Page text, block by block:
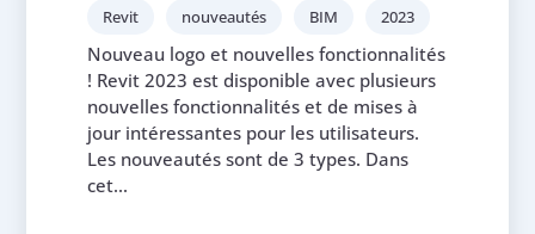
Revit nouveautés BIM 2023
Nouveau logo et nouvelles fonctionnalités
! Revit 2023 est disponible avec plusieurs
nouvelles fonctionnalités et de mises à
jour intéressantes pour les utilisateurs.
Les nouveautés sont de 3 types. Dans
cet...